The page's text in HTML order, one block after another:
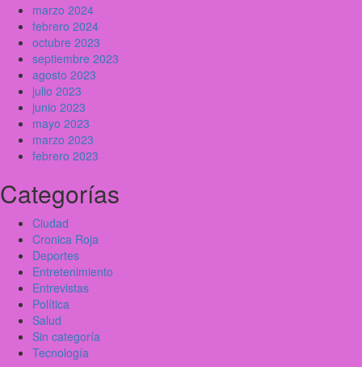
marzo 2024
febrero 2024
octubre 2023
septiembre 2023
agosto 2023
julio 2023
junio 2023
mayo 2023
marzo 2023
febrero 2023
Categorías
Ciudad
Cronica Roja
Deportes
Entretenimiento
Entrevistas
Política
Salud
Sin categoría
Tecnología